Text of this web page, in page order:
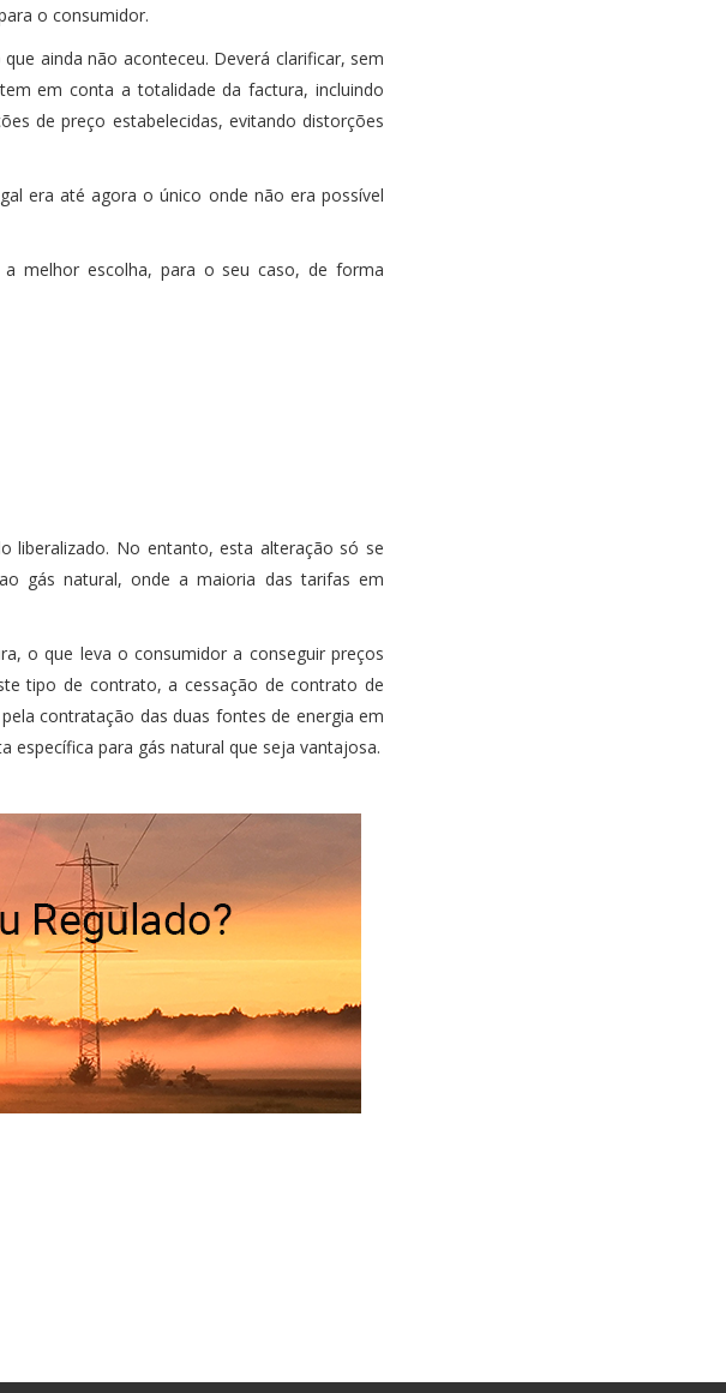
o consumidor.
ainda não aconteceu. Deverá clarificar, sem
em conta a totalidade da factura, incluindo
de preço estabelecidas, evitando distorções
era até agora o único onde não era possível
melhor escolha, para o seu caso, de forma
liberalizado. No entanto, esta alteração só se
gás natural, onde a maioria das tarifas em
o que leva o consumidor a conseguir preços
tipo de contrato, a cessação de contrato de
contratação das duas fontes de energia em
específica para gás natural que seja vantajosa.